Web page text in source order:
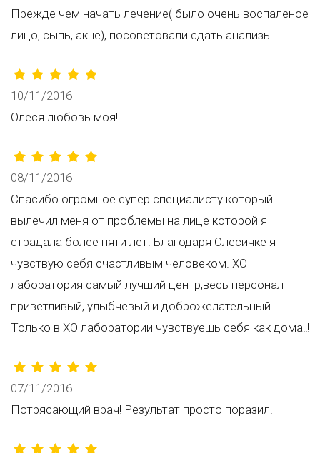
Прежде чем начать лечение( было очень воспаленое
лицо, сыпь, акне), посоветовали сдать анализы.
10/11/2016
Олеся любовь моя!
08/11/2016
Спасибо огромное супер специалисту который
вылечил меня от проблемы на лице которой я
страдала более пяти лет. Благодаря Олесичке я
чувствую себя счастливым человеком. ХО
лаборатория самый лучший центр,весь персонал
приветливый, улыбчевый и доброжелательный.
Только в ХО лаборатории чувствуешь себя как дома!!!
07/11/2016
Потрясающий врач! Результат просто поразил!